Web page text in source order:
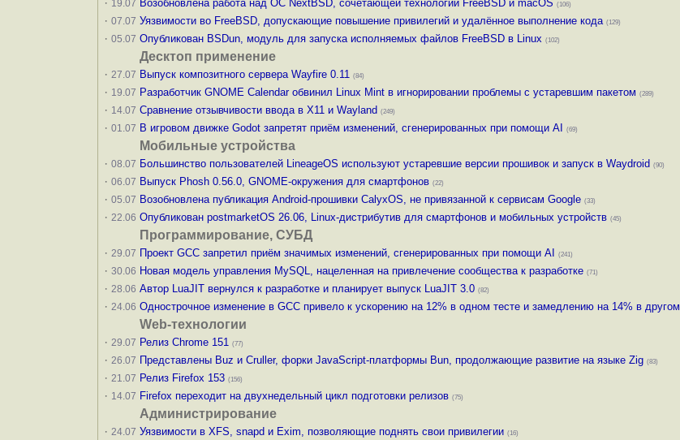
· 19.07 Возобновлена работа над ОС NextBSD, сочетающей технологии FreeBSD и macOS (106)
· 07.07 Уязвимости во FreeBSD, допускающие повышение привилегий и удалённое выполнение кода (129)
· 05.07 Опубликован BSDun, модуль для запуска исполняемых файлов FreeBSD в Linux (102)
Десктоп применение
· 27.07 Выпуск композитного сервера Wayfire 0.11 (84)
· 19.07 Разработчик GNOME Calendar обвинил Linux Mint в игнорировании проблемы с устаревшим пакетом (289)
· 14.07 Сравнение отзывчивости ввода в X11 и Wayland (249)
· 01.07 В игровом движке Godot запретят приём изменений, сгенерированных при помощи AI (69)
Мобильные устройства
· 08.07 Большинство пользователей LineageOS используют устаревшие версии прошивок и запуск в Waydroid (90)
· 06.07 Выпуск Phosh 0.56.0, GNOME-окружения для смартфонов (22)
· 05.07 Возобновлена публикация Android-прошивки CalyxOS, не привязанной к сервисам Google (33)
· 22.06 Опубликован postmarketOS 26.06, Linux-дистрибутив для смартфонов и мобильных устройств (45)
Программирование, СУБД
· 29.07 Проект GCC запретил приём значимых изменений, сгенерированных при помощи AI (241)
· 30.06 Новая модель управления MySQL, нацеленная на привлечение сообщества к разработке (71)
· 28.06 Автор LuaJIT вернулся к разработке и планирует выпуск LuaJIT 3.0 (82)
· 24.06 Однострочное изменение в GCC привело к ускорению на 12% в одном тесте и замедлению на 14% в другом
Web-технологии
· 29.07 Релиз Chrome 151 (77)
· 26.07 Представлены Buz и Cruller, форки JavaScript-платформы Bun, продолжающие развитие на языке Zig (83)
· 21.07 Релиз Firefox 153 (156)
· 14.07 Firefox переходит на двухнедельный цикл подготовки релизов (75)
Администрирование
· 24.07 Уязвимости в XFS, snapd и Exim, позволяющие поднять свои привилегии (16)